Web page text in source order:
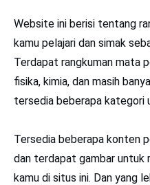
Website ini berisi tentang
kamu pelajari dan simak
Terdapat rangkuman mata
fisika, kimia, dan masih
tersedia beberapa kategori
Tersedia beberapa konten
dan terdapat gambar untuk
kamu di situs ini. Dan yang